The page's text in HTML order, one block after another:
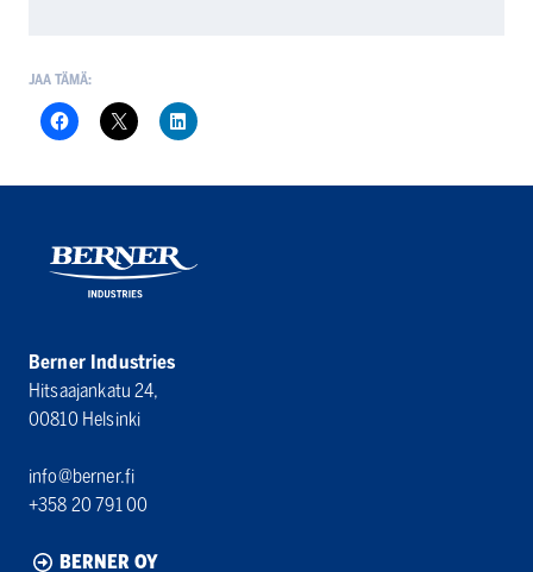
JAA TÄMÄ:
Berner Industries
Hitsaajankatu 24,
00810 Helsinki
info@berner.fi
+358 20 791 00
BERNER OY